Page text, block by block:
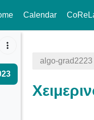
Calendar
algo-grad2223